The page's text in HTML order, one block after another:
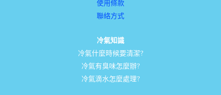
使用條款
聯絡方式
冷氣知識
冷氣什麼時候要清潔?
冷氣有臭味怎麼辦?
冷氣滴水怎麼處理?